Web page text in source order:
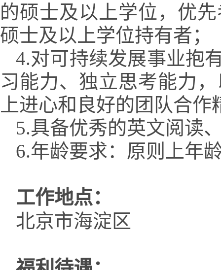
的硕士及以上学位，优
硕士及以上学位持有者；
4.对可持续发展事业抱
习能力、独立思考能力
上进心和良好的团队合作
5.具备优秀的英文阅读
6.年龄要求：原则上年
工作地点：
北京市海淀区